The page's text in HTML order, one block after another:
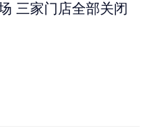
三家门店全部关闭